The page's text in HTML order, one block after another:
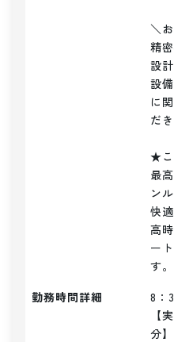
＼
精
設
設
に
だ
★こ
最
ン
快
高
ー
す。
勤務時間詳細
8：
【
分】